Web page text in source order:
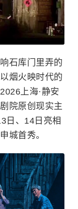
石库门里弄的
烟火映时代的
上海·静安
院原创现实主
日、14日亮相
城首秀。